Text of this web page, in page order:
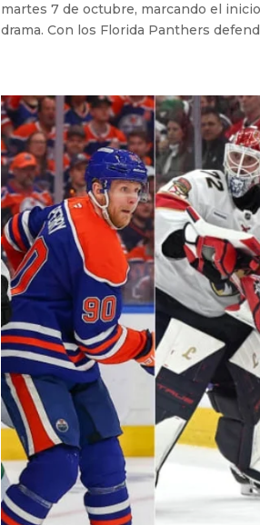
martes 7 de octubre, marcando el
drama. Con los Florida Panthers